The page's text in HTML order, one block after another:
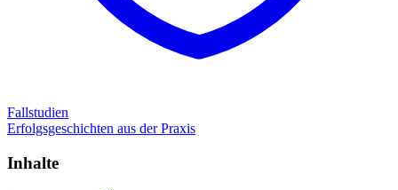
Fallstudien
Erfolgsgeschichten aus der Praxis
Inhalte